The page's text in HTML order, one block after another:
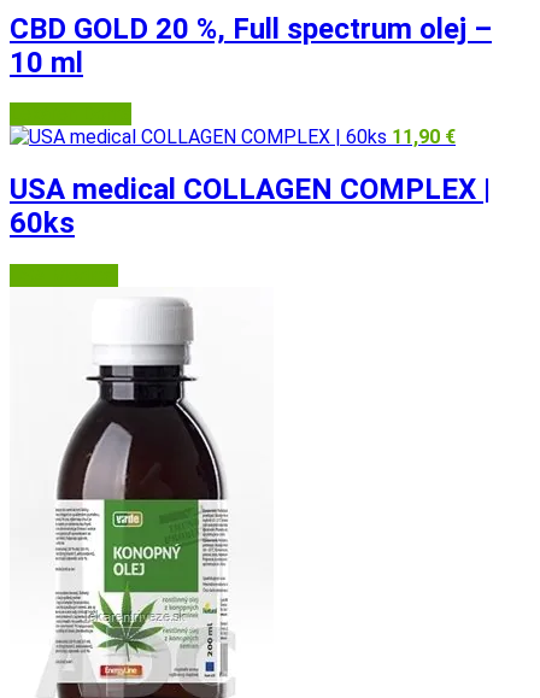
CBD GOLD 20 %, Full spectrum olej –
10 ml
11,90 €
USA medical COLLAGEN COMPLEX |
60ks